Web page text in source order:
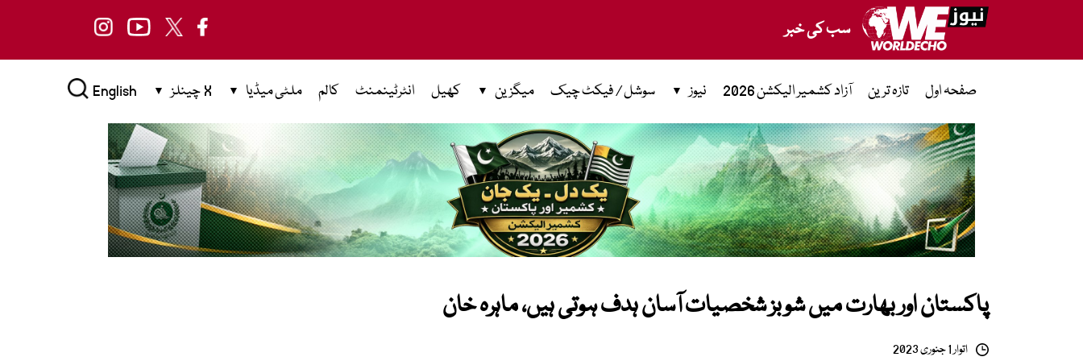
سب کی خبر
صفحہ اول تازہ ترین آزاد کشمیر الیکشن 2026 نیوز سوشل / فیکٹ چیک میگزین کھیل انٹرٹینمنٹ کالم ملٹی میڈیا X چینلز English
پاکستان اور بھارت میں شوبز شخصیات آسان ہدف ہوتی ہیں، ماہرہ خان
اتوار 1 جنوری 2023